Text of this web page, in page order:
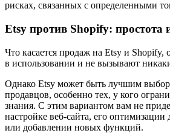
рисках, связанных с определенными
Etsy против Shopify: простота
Что касается продаж на Etsy и
в использовании и не вызывают
Однако Etsy может быть лучшим
продавцов, особенно тех, у кого
знания. С этим вариантом вам не
настройке веб-сайта, его
или добавлении новых функций.